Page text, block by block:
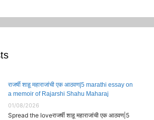
राजर्षी शाहू महाराजांची एक आठवण|5 marathi essay on
a memoir of Rajarshi Shahu Maharaj
01/08/2026
Spread the loveराजर्षी शाहू महाराजांची एक आठवण|5